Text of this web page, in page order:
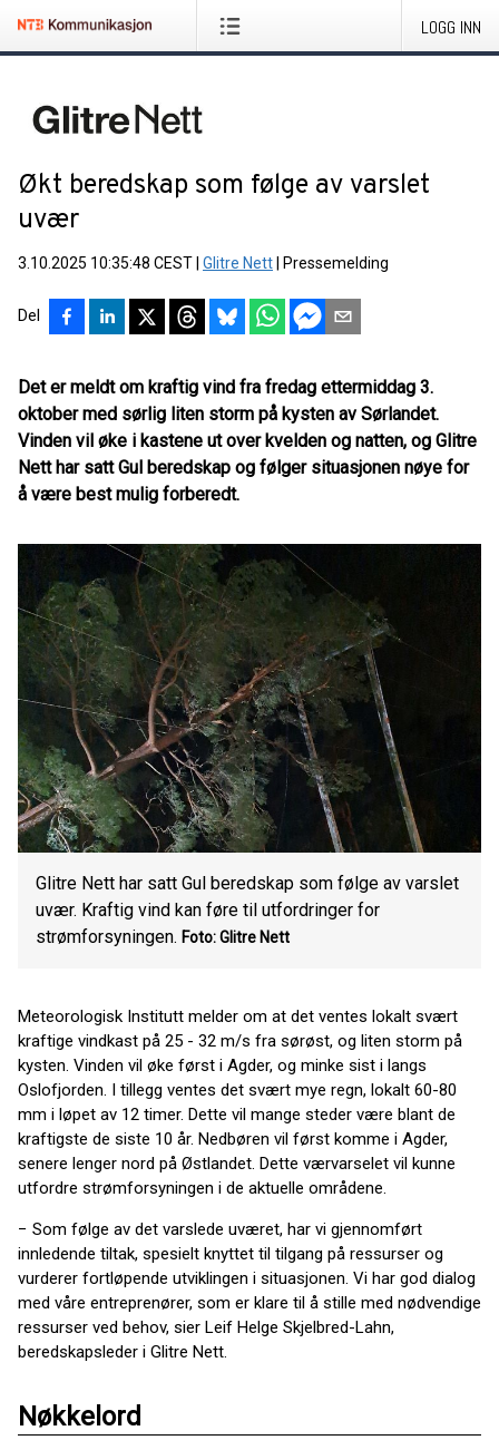
LOGG INN
Økt beredskap som følge av varslet
uvær
3.10.2025 10:35:48 CEST Glitre Nett Pressemelding
Del
Det er meldt om kraftig vind fra fredag ettermiddag 3.
oktober med sørlig liten storm på kysten av Sørlandet.
Vinden vil øke i kastene ut over kvelden og natten, og Glitre
Nett har satt Gul beredskap og følger situasjonen nøye for
å være best mulig forberedt.
Glitre Nett har satt Gul beredskap som følge av varslet
uvær. Kraftig vind kan føre til utfordringer for
strømforsyningen. Foto: Glitre Nett
Meteorologisk Institutt melder om at det ventes lokalt svært
kraftige vindkast på 25 - 32 m/s fra sørøst, og liten storm på
kysten. Vinden vil øke først i Agder, og minke sist i langs
Oslofjorden. I tillegg ventes det svært mye regn, lokalt 60-80
mm i løpet av 12 timer. Dette vil mange steder være blant de
kraftigste de siste 10 år. Nedbøren vil først komme i Agder,
senere lenger nord på Østlandet. Dette værvarselet vil kunne
utfordre strømforsyningen i de aktuelle områdene.
− Som følge av det varslede uværet, har vi gjennomført
innledende tiltak, spesielt knyttet til tilgang på ressurser og
vurderer fortløpende utviklingen i situasjonen. Vi har god dialog
med våre entreprenører, som er klare til å stille med nødvendige
ressurser ved behov, sier Leif Helge Skjelbred-Lahn,
beredskapsleder i Glitre Nett.
Nøkkelord